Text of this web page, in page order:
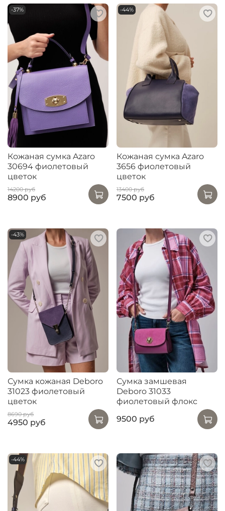
-37%
Кожаная сумка Azaro
30694 фиолетовый
цветок
14200 руб
8900 руб
-44%
Кожаная сумка Azaro
3656 фиолетовый
цветок
13400 руб
7500 руб
-43%
Сумка кожаная Deboro
31023 фиолетовый
цветок
8690 руб
4950 руб
Сумка замшевая
Deboro 31033
фиолетовый флокс
9500 руб
-44%